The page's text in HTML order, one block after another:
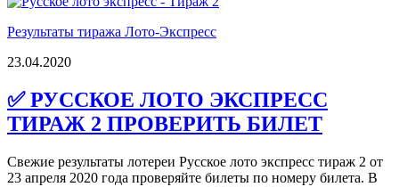
Результаты тиража Лото-Экспресс
23.04.2020
✅ РУССКОЕ ЛОТО ЭКСПРЕСС
ТИРАЖ 2 ПРОВЕРИТЬ БИЛЕТ
Свежие результаты лотереи Русское лото экспресс тираж 2 от
23 апреля 2020 года проверяйте билеты по номеру билета. В